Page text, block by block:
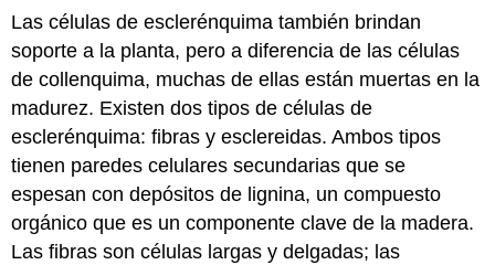
Las células de esclerénquima también brindan
soporte a la planta, pero a diferencia de las células
de collenquima, muchas de ellas están muertas en la
madurez. Existen dos tipos de células de
esclerénquima: fibras y esclereidas. Ambos tipos
tienen paredes celulares secundarias que se
espesan con depósitos de lignina, un compuesto
orgánico que es un componente clave de la madera.
Las fibras son células largas y delgadas; las